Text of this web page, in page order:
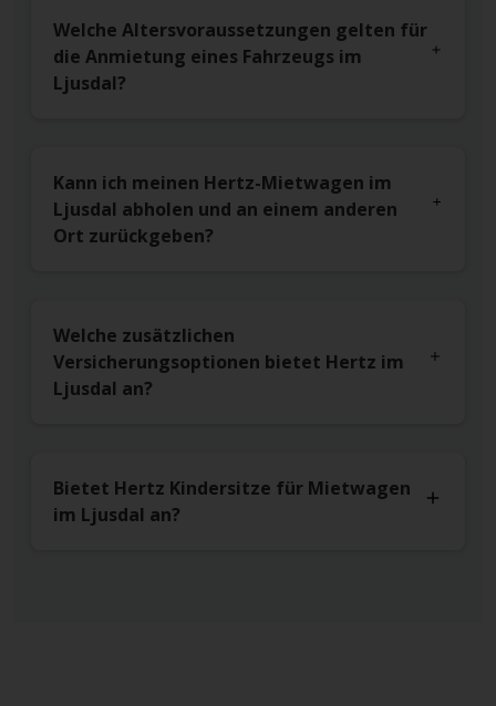
Welche Altersvoraussetzungen gelten für
die Anmietung eines Fahrzeugs im
Ljusdal?
Kann ich meinen Hertz-Mietwagen im
Ljusdal abholen und an einem anderen
Ort zurückgeben?
Welche zusätzlichen
Versicherungsoptionen bietet Hertz im
Ljusdal an?
Bietet Hertz Kindersitze für Mietwagen
im Ljusdal an?